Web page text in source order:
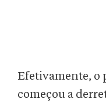
Efetivamente, o
começou a